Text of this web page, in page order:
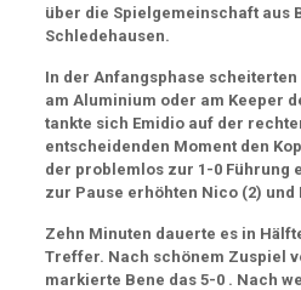
über die Spielgemeinschaft aus
Schledehausen.
In der Anfangsphase
am Aluminium oder am Keeper
tankte sich Emidio auf der
entscheidenden Moment den
der problemlos zur 1-0 Führung
zur Pause erhöhten Nico (2) und
Zehn Minuten dauerte es in
Treffer. Nach schönem Zuspiel
markierte Bene das 5-0 . Nach